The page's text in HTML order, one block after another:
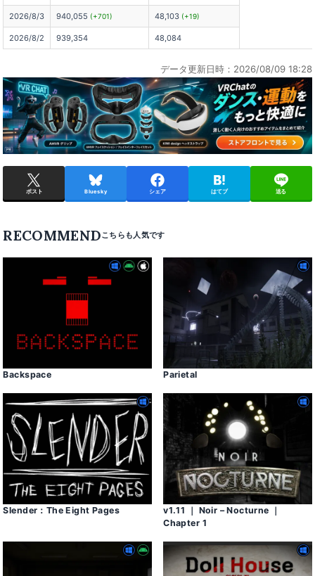
2026/8/3 940,055 (+701) 48,103 (+19)
2026/8/2 939,354 48,084
データ更新日時：2026/08/09 18:28
ポスト Bluesky シェア はてブ 送る
RECOMMEND
Backspace Parietal
Slender：The Eight Pages
v1․11 ｜ Noir – Nocturne ｜
Chapter 1